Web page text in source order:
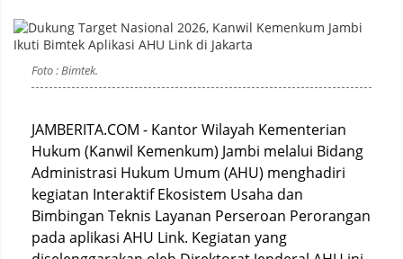
Foto : Bimtek.
JAMBERITA.COM - Kantor Wilayah Kementerian
Hukum (Kanwil Kemenkum) Jambi melalui Bidang
Administrasi Hukum Umum (AHU) menghadiri
kegiatan Interaktif Ekosistem Usaha dan
Bimbingan Teknis Layanan Perseroan Perorangan
pada aplikasi AHU Link. Kegiatan yang